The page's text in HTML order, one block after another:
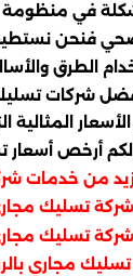
في منظومة
فنحن
الطرق
شركات تسليك
المثالية
أرخص أسعار
من خدمات
شركة تسليك
شركة تسليك
مجاري